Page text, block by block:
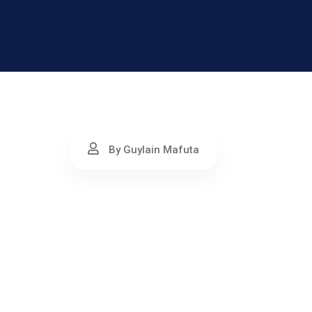
By Guylain Mafuta